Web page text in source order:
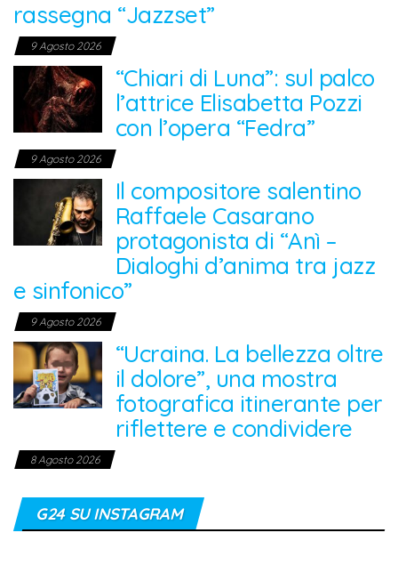
rassegna “Jazzset”
9 Agosto 2026
“Chiari di Luna”: sul palco
l’attrice Elisabetta Pozzi
con l’opera “Fedra”
9 Agosto 2026
Il compositore salentino
Raffaele Casarano
protagonista di “Anì –
Dialoghi d’anima tra jazz
e sinfonico”
9 Agosto 2026
“Ucraina. La bellezza oltre
il dolore”, una mostra
fotografica itinerante per
riflettere e condividere
8 Agosto 2026
G24 SU INSTAGRAM